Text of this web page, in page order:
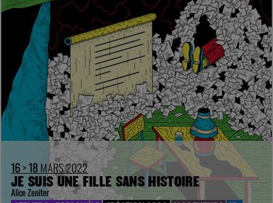
16>18MARS 2022
JE SUIS UNE FILLE SANS HISTOIRE
Alice Zeniter